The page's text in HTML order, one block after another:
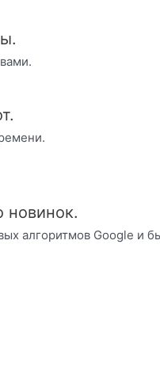
новинок.
алгоритмов Google и